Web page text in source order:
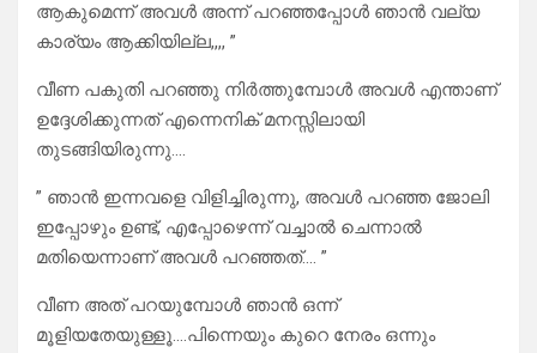
ആകുമെന്ന് അവൾ അന്ന് പറഞ്ഞപ്പോൾ ഞാൻ വല്യ
കാര്യം ആക്കിയില്ല,,,, ”
വീണ പകുതി പറഞ്ഞു നിർത്തുമ്പോൾ അവൾ എന്താണ്
ഉദ്ദേശിക്കുന്നത് എന്നെനിക് മനസ്സിലായി
തുടങ്ങിയിരുന്നു….
” ഞാൻ ഇന്നവളെ വിളിച്ചിരുന്നു, അവൾ പറഞ്ഞ ജോലി
ഇപ്പോഴും ഉണ്ട്, എപ്പോഴെന്ന് വച്ചാൽ ചെന്നാൽ
മതിയെന്നാണ് അവൾ പറഞ്ഞത്…. ”
വീണ അത് പറയുമ്പോൾ ഞാൻ ഒന്ന്
മൂളിയതേയുള്ളൂ….പിന്നെയും കുറെ നേരം ഒന്നും